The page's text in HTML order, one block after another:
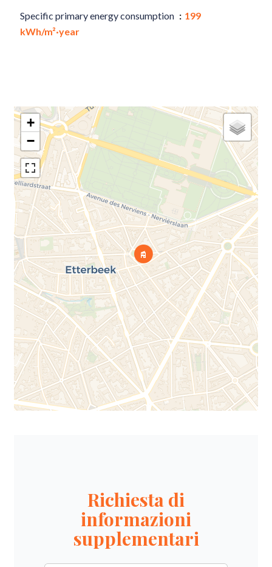
Specific primary energy consumption
199
kWh/m²·year
+
−
Richiesta di
informazioni
supplementari